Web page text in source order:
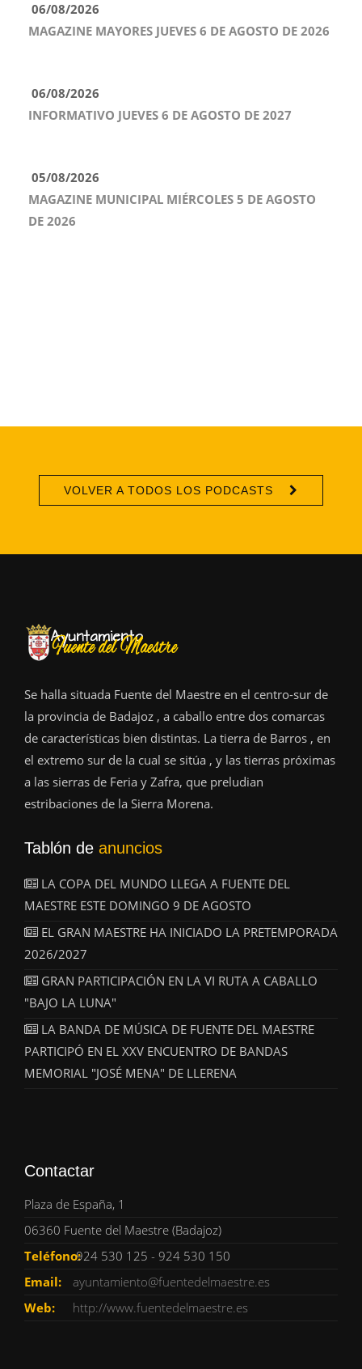
06/08/2026
MAGAZINE MAYORES JUEVES 6 DE AGOSTO DE 2026
06/08/2026
INFORMATIVO JUEVES 6 DE AGOSTO DE 2027
05/08/2026
MAGAZINE MUNICIPAL MIÉRCOLES 5 DE AGOSTO
DE 2026
VOLVER A TODOS LOS PODCASTS
Se halla situada Fuente del Maestre en el centro-sur de
la provincia de Badajoz , a caballo entre dos comarcas
de características bien distintas. La tierra de Barros , en
el extremo sur de la cual se sitúa , y las tierras próximas
a las sierras de Feria y Zafra, que preludian
estribaciones de la Sierra Morena.
Tablón de anuncios
LA COPA DEL MUNDO LLEGA A FUENTE DEL
MAESTRE ESTE DOMINGO 9 DE AGOSTO
EL GRAN MAESTRE HA INICIADO LA PRETEMPORADA
2026/2027
GRAN PARTICIPACIÓN EN LA VI RUTA A CABALLO
"BAJO LA LUNA"
LA BANDA DE MÚSICA DE FUENTE DEL MAESTRE
PARTICIPÓ EN EL XXV ENCUENTRO DE BANDAS
MEMORIAL "JOSÉ MENA" DE LLERENA
Contactar
Plaza de España, 1
06360 Fuente del Maestre (Badajoz)
Teléfono:924 530 125 - 924 530 150
Email:
ayuntamiento@fuentedelmaestre.es
Web:
http://www.fuentedelmaestre.es